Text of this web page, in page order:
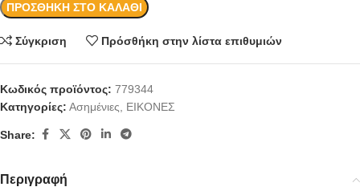
ΠΡΟΣΘΉΚΗ ΣΤΟ ΚΑΛΆΘΙ
Σύγκριση Πρόσθήκη στην λίστα επιθυμιών
Κωδικός προϊόντος: 779344
Κατηγορίες: Ασημένιες, ΕΙΚΟΝΕΣ
Share:
Περιγραφή